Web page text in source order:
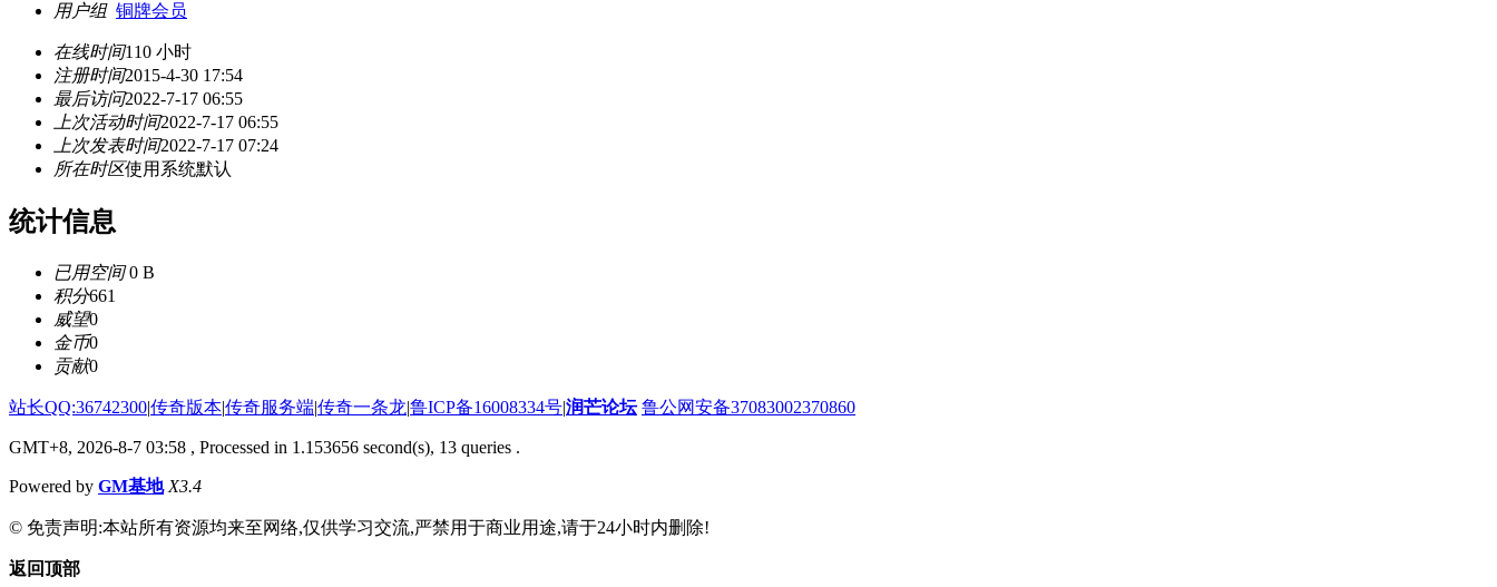
用户组 铜牌会员
在线时间110 小时
注册时间2015-4-30 17:54
最后访问2022-7-17 06:55
上次活动时间2022-7-17 06:55
上次发表时间2022-7-17 07:24
所在时区使用系统默认
统计信息
已用空间0 B
积分661
威望0
金币0
贡献0
站长QQ:36742300|传奇版本|传奇服务端|传奇一条龙|鲁ICP备16008334号|润芒论坛 鲁公网安备37083002370860
GMT+8, 2026-8-7 03:58 , Processed in 1.153656 second(s), 13 queries .
Powered by GM基地 X3.4
© 免责声明:本站所有资源均来至网络,仅供学习交流,严禁用于商业用途,请于24小时内删除!
返回顶部